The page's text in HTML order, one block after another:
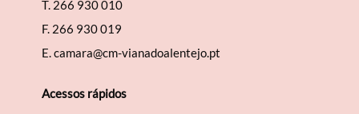
T. 266 930 010
F. 266 930 019
E.camara@cm-vianadoalentejo.pt
Acessos rápidos